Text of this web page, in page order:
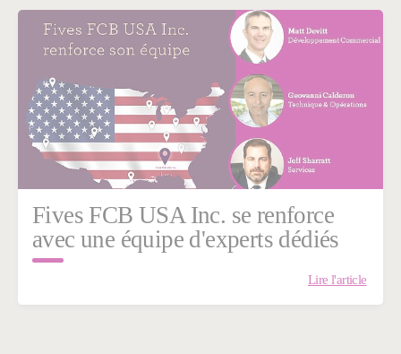
Fives FCB USA Inc. se renforce
avec une équipe d'experts dédiés
Lire l'article